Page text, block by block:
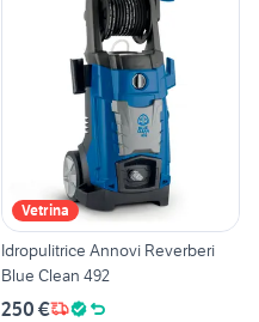
Vetrina
Idropulitrice Annovi Reverberi
Blue Clean 492
250 €